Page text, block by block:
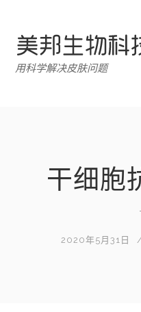
用科学解决皮肤问题
干细胞
2020年5月31日